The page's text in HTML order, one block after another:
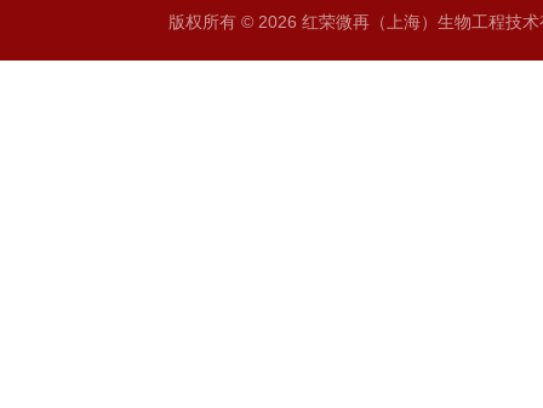
版权所有 © 2026 红荣微再（上海）生物工程技